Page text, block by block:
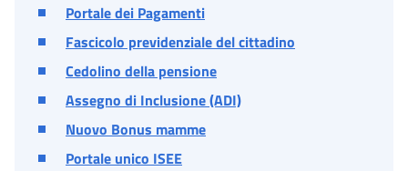
Portale dei Pagamenti
Fascicolo previdenziale del cittadino
Cedolino della pensione
Assegno di Inclusione (ADI)
Nuovo Bonus mamme
Portale unico ISEE